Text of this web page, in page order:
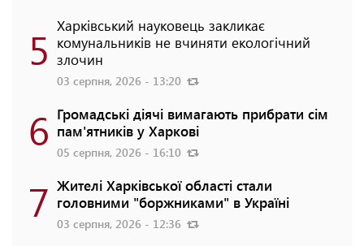
5 Харківський науковець закликає
комунальників не вчиняти екологічний
злочин
03 серпня, 2026 - 13:20
6 Громадські діячі вимагають прибрати сім
пам'ятників у Харкові
05 серпня, 2026 - 16:10
7 Жителі Харківської області стали
головними "боржниками" в Україні
03 серпня, 2026 - 12:36